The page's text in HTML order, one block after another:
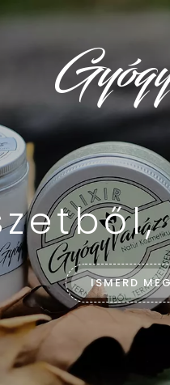
ISMERD